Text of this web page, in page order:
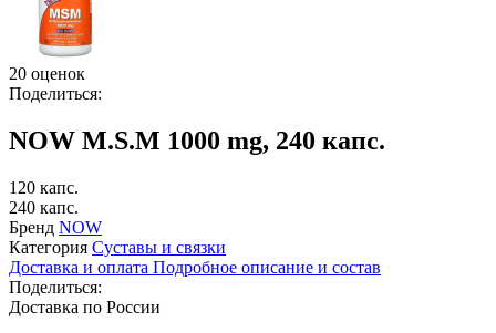
20 оценок
Поделиться:
NOW M.S.M 1000 mg, 240 капс.
120 капс.
240 капс.
Бренд NOW
Категория Суставы и связки
Доставка и оплата Подробное описание и состав
Поделиться:
Доставка по России